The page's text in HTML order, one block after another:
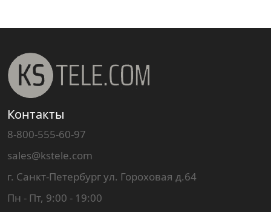
Контакты
8-800-555-60-97
sales@kstele.com
г. Санкт-Петербург ул. Гороховая д.64
Пн - Пт, 9:00 - 19:00